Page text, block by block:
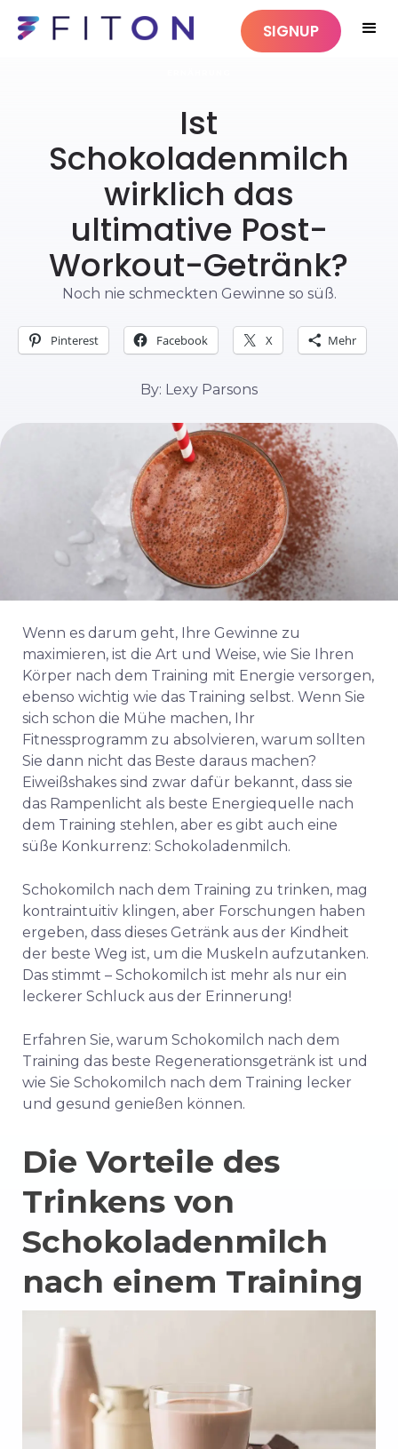
SIGNUP
Ist
Schokoladenmilch
wirklich das
ultimative Post-
Workout-Getränk?
Noch nie schmeckten Gewinne so süß.
Pinterest Facebook X Mehr
By: Lexy Parsons
Wenn es darum geht, Ihre Gewinne zu
maximieren, ist die Art und Weise, wie Sie Ihren
Körper nach dem Training mit Energie versorgen,
ebenso wichtig wie das Training selbst. Wenn Sie
sich schon die Mühe machen, Ihr
Fitnessprogramm zu absolvieren, warum sollten
Sie dann nicht das Beste daraus machen?
Eiweißshakes sind zwar dafür bekannt, dass sie
das Rampenlicht als beste Energiequelle nach
dem Training stehlen, aber es gibt auch eine
süße Konkurrenz: Schokoladenmilch.
Schokomilch nach dem Training zu trinken, mag
kontraintuitiv klingen, aber Forschungen haben
ergeben, dass dieses Getränk aus der Kindheit
der beste Weg ist, um die Muskeln aufzutanken.
Das stimmt – Schokomilch ist mehr als nur ein
leckerer Schluck aus der Erinnerung!
Erfahren Sie, warum Schokomilch nach dem
Training das beste Regenerationsgetränk ist und
wie Sie Schokomilch nach dem Training lecker
und gesund genießen können.
Die Vorteile des
Trinkens von
Schokoladenmilch
nach einem Training